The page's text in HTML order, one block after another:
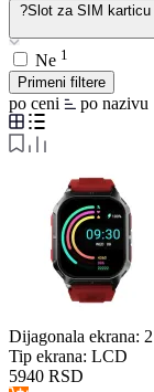
?Slot za SIM karticu
Ne 1
Primeni filtere
po ceni po nazivu
Dijagonala ekrana:
Tip ekrana: LCD
5940 RSD